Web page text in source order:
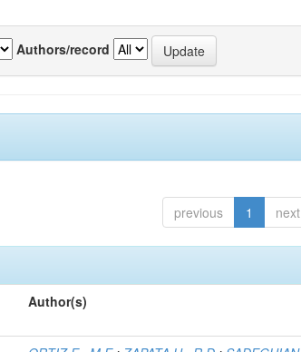
Authors/record
previous 1 next
Author(s)